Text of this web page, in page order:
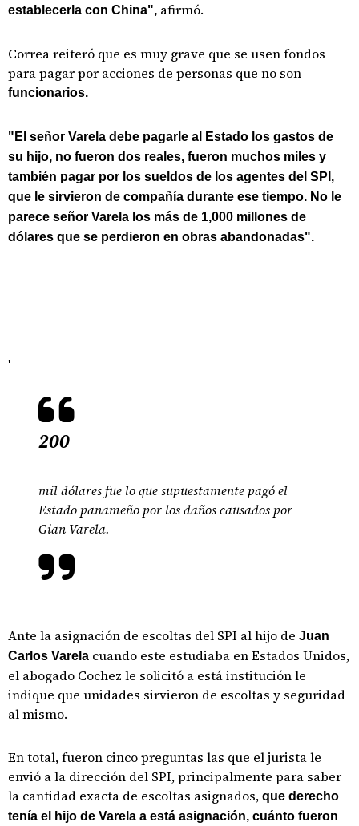
establecerla con China", afirmó.
Correa reiteró que es muy grave que se usen fondos
para pagar por acciones de personas que no son
funcionarios.
"El señor Varela debe pagarle al Estado los gastos de
su hijo, no fueron dos reales, fueron muchos miles y
también pagar por los sueldos de los agentes del SPI,
que le sirvieron de compañía durante ese tiempo. No le
parece señor Varela los más de 1,000 millones de
dólares que se perdieron en obras abandonadas".
'
200
mil dólares fue lo que supuestamente pagó el
Estado panameño por los daños causados por
Gian Varela.
Ante la asignación de escoltas del SPI al hijo de Juan
Carlos Varela cuando este estudiaba en Estados Unidos,
el abogado Cochez le solicitó a está institución le
indique que unidades sirvieron de escoltas y seguridad
al mismo.
En total, fueron cinco preguntas las que el jurista le
envió a la dirección del SPI, principalmente para saber
la cantidad exacta de escoltas asignados, que derecho
tenía el hijo de Varela a está asignación, cuánto fueron